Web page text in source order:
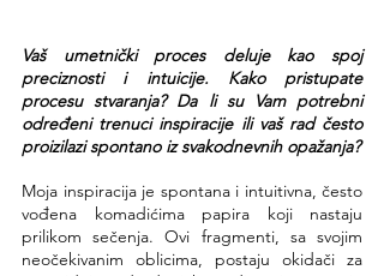
Vaš umetnički proces deluje kao spoj
preciznosti i intuicije. Kako pristupate
procesu stvaranja? Da li su Vam potrebni
određeni trenuci inspiracije ili vaš rad često
proizilazi spontano iz svakodnevnih opažanja?
Moja inspiracija je spontana i intuitivna, često
vođena komadićima papira koji nastaju
prilikom sečenja. Ovi fragmenti, sa svojim
neočekivanim oblicima, postaju okidači za